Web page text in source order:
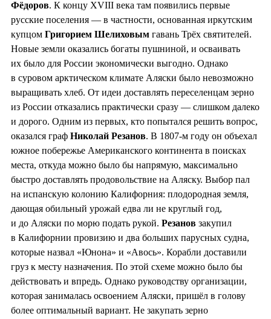
Фёдоров. К концу XVIII века там появились первые
русские поселения — в частности, основанная иркутским
купцом Григорием Шелиховым гавань Трёх святителей.
Новые земли оказались богаты пушниной, и осваивать
их было для России экономически выгодно. Однако
в суровом арктическом климате Аляски было невозможно
выращивать хлеб. От идеи доставлять переселенцам зерно
из России отказались практически сразу — слишком далеко
и дорого. Одним из первых, кто попытался решить вопрос,
оказался граф Николай Резанов. В 1807-м году он объехал
южное побережье Американского континента в поисках
места, откуда можно было бы напрямую, максимально
быстро доставлять продовольствие на Аляску. Выбор пал
на испанскую колонию Калифорния: плодородная земля,
дающая обильный урожай едва ли не круглый год,
и до Аляски по морю подать рукой. Резанов закупил
в Калифорнии провизию и два больших парусных судна,
которые назвал «Юнона» и «Авось». Корабли доставили
груз к месту назначения. По этой схеме можно было бы
действовать и впредь. Однако руководству организации,
которая занималась освоением Аляски, пришёл в голову
более оптимальный вариант. Не закупать зерно